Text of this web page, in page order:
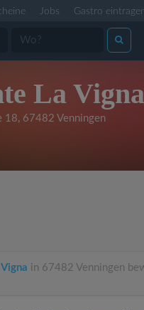
Jobs Gastro
La Vigna
18, 67482 Venningen
in 67482 Venningen